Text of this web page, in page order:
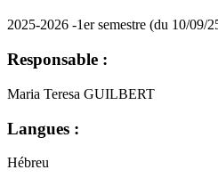
2025-2026 -1er semestre (du 10/09/
Responsable :
Maria Teresa GUILBERT
Langues :
Hébreu